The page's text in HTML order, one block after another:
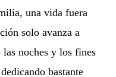
una vida fuera
solo avanza a
noches y los fines
bastante